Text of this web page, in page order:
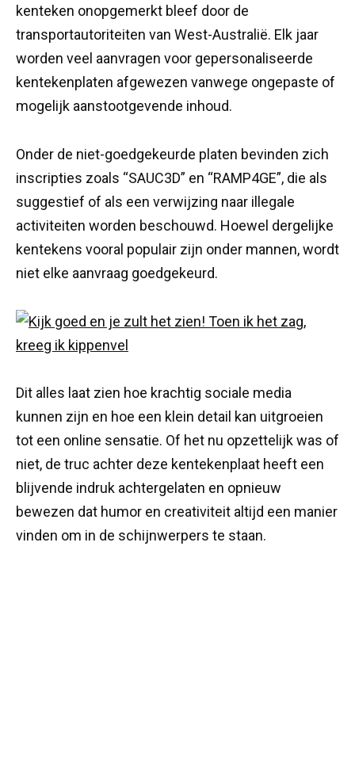
kenteken onopgemerkt bleef door de
transportautoriteiten van West-Australië. Elk jaar
worden veel aanvragen voor gepersonaliseerde
kentekenplaten afgewezen vanwege ongepaste of
mogelijk aanstootgevende inhoud.
Onder de niet-goedgekeurde platen bevinden zich
inscripties zoals “SAUC3D” en “RAMP4GE”, die als
suggestief of als een verwijzing naar illegale
activiteiten worden beschouwd. Hoewel dergelijke
kentekens vooral populair zijn onder mannen, wordt
niet elke aanvraag goedgekeurd.
Dit alles laat zien hoe krachtig sociale media
kunnen zijn en hoe een klein detail kan uitgroeien
tot een online sensatie. Of het nu opzettelijk was of
niet, de truc achter deze kentekenplaat heeft een
blijvende indruk achtergelaten en opnieuw
bewezen dat humor en creativiteit altijd een manier
vinden om in de schijnwerpers te staan.